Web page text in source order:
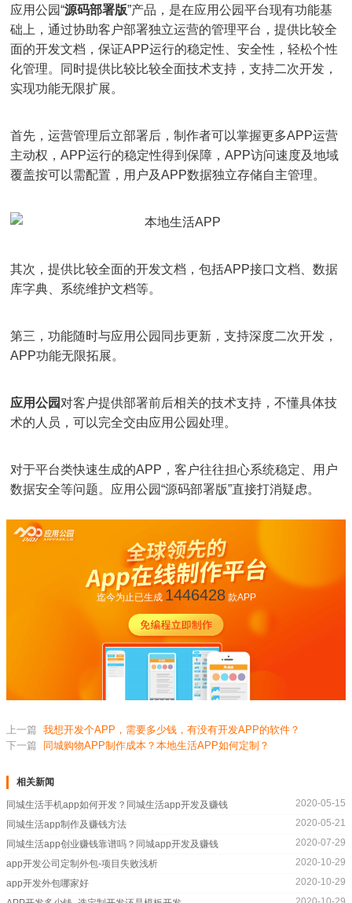
应用公园“源码部署版”产品，是在应用公园平台现有功能基
础上，通过协助客户部署独立运营的管理平台，提供比较全
面的开发文档，保证APP运行的稳定性、安全性，轻松个性
化管理。同时提供比较比较全面技术支持，支持二次开发，
实现功能无限扩展。
首先，运营管理后立部署后，制作者可以掌握更多APP运营
主动权，APP运行的稳定性得到保障，APP访问速度及地域
覆盖按可以需配置，用户及APP数据独立存储自主管理。
其次，提供比较全面的开发文档，包括APP接口文档、数据
库字典、系统维护文档等。
第三，功能随时与应用公园同步更新，支持深度二次开发，
APP功能无限拓展。
应用公园 对客户提供部署前后相关的技术支持，不懂具体技
术的人员，可以完全交由应用公园处理。
对于平台类快速生成的APP，客户往往担心系统稳定、用户
数据安全等问题。应用公园“源码部署版”直接打消疑虑。
迄今为止已生成 1446428款APP
上一篇 我想开发个APP，需要多少钱，有没有开发APP的软件？
下一篇
同城购物APP制作成本？本地生活APP如何定制？
相关新闻
同城生活手机app如何开发？同城生活app开发及赚钱
2020-05-15
同城生活app制作及赚钱方法
2020-05-21
同城生活app创业赚钱靠谱吗？同城app开发及赚钱
2020-07-29
app开发公司定制外包-项目失败浅析
2020-10-29
app开发外包哪家好
2020-10-29